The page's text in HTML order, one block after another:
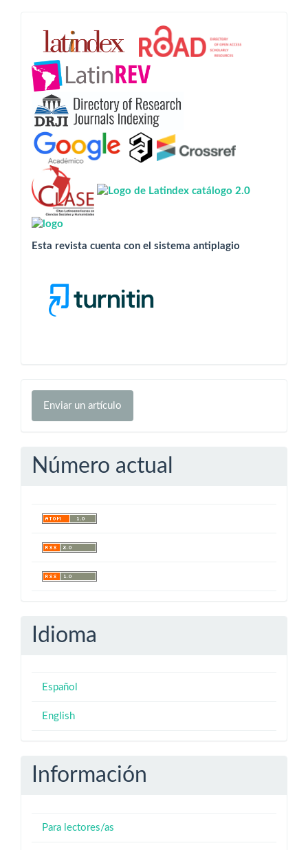
Esta
revista
está
indizada
en:
Esta revista cuenta con el sistema antiplagio
Enviar
unEnviar un artículo
Número actual
Idioma
Español
English
Información
Para lectores/as